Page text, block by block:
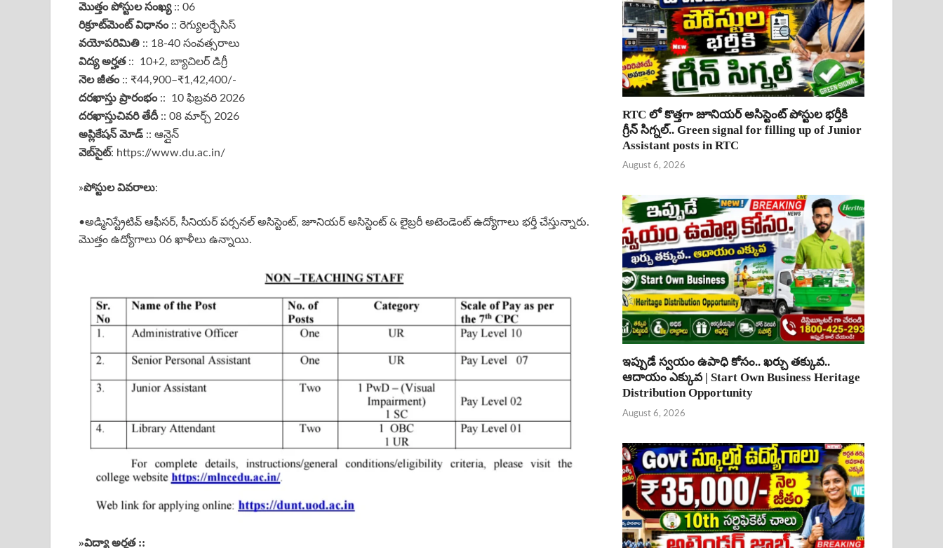
మొత్తం పోస్టుల సంఖ్య:: 06
రిక్రూట్‌మెంట్ విధానం:: రెగ్యులర్బేసిస్
వయోపరిమితి :: 18-40 సంవత్సరాలు
విద్య అర్హత:: 10+2, బ్యాచిలర్ డిగ్రీ
నెల జీతం:: ₹44,900–₹1,42,400/-
దరఖాస్తు ప్రారంభం :: 10 ఫిబ్రవరి 2026
దరఖాస్తుచివరి తేదీ :: 08 మార్చ్ 2026
అప్లికేషన్ మోడ్ :: ఆన్లైన్
వెబ్‌సైట్: https://www.du.ac.in/
»పోస్టుల వివరాలు:
•అడ్మినిస్ట్రేటివ్ ఆఫీసర్, సీనియర్ పర్సనల్ అసిస్టెంట్, జూనియర్ అసిస్టెంట్ & లైబ్రరీ అటెండెంట్ ఉద్యోగాలు భర్తీ చేస్తున్నారు.
మొత్తం ఉద్యోగాలు 06 ఖాళీలు ఉన్నాయి.
»విద్యా అర్హత ::
RTC లో కొత్తగా జూనియర్ అసిస్టెంట్ పోస్టుల భర్తీకి
గ్రీన్ సిగ్నల్.. Green signal for filling up of Junior
Assistant posts in RTC
August 6, 2026
ఇప్పుడే స్వయం ఉపాధి కోసం.. ఖర్చు తక్కువ..
ఆదాయం ఎక్కువ | Start Own Business Heritage
Distribution Opportunity
August 6, 2026